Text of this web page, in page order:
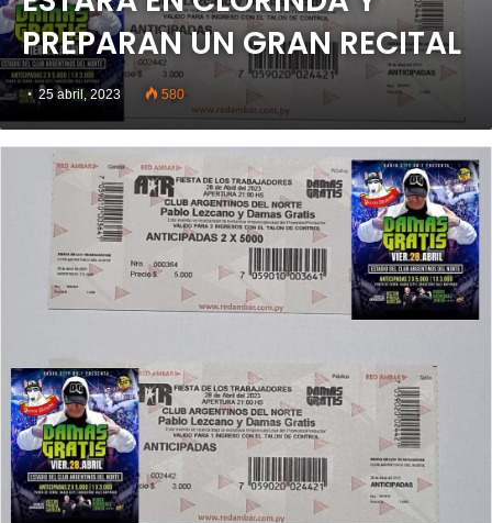
PREPARAN UN GRAN RECITAL
25 abril, 2023 580